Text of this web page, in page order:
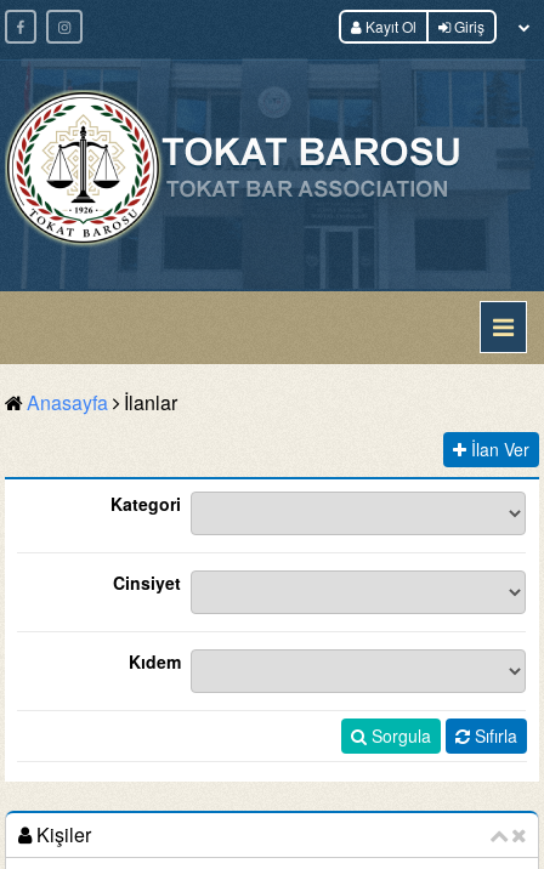
Kayıt Ol Giriş
Anasayfa İlanlar
İlan Ver
Kategori
Cinsiyet
Kıdem
Sorgula Sıfırla
Kişiler